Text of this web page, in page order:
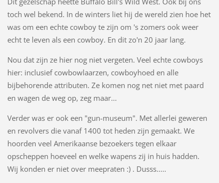
toch wel bekend. In de winters liet hij de wereld zien hoe het
was om een echte cowboy te zijn om 's zomers ook weer
echt te leven als een cowboy. En dit zo'n 20 jaar lang.
Nou dat zijn ze hier nog niet vergeten. Veel echte cowboys
hier: inclusief cowbowlaarzen, cowboyhoed en alle
bijbehorende attributen. Ze komen nog net niet met paard
en wagen de weg op, zeg maar...
Verder was er ook een "gun-museum". Met allerlei geweren
en revolvers die vanaf 1400 tot heden zijn gemaakt. We
hoorden veel Amerikaanse bezoekers tegen elkaar
opscheppen hoeveel en welke wapens zij in huis hadden.
Wij konden er niet over meepraten :) . Dusss.....